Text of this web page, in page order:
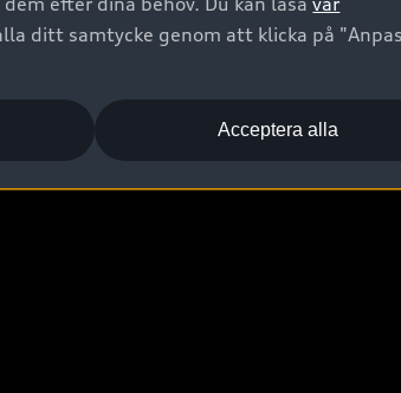
ditt samtycke genom att klicka på
Acceptera alla